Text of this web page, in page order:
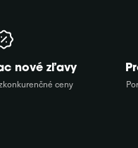
nové zľavy
ceny